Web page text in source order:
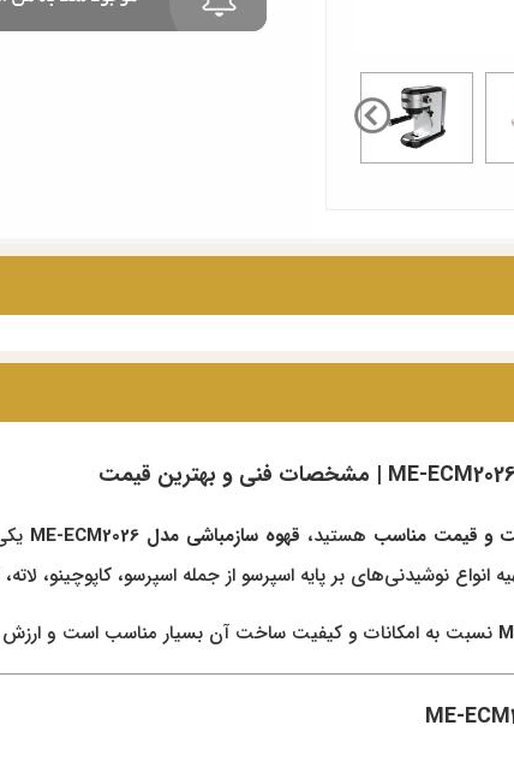
و قیمت مناسب هستید، قهوه سازمباشی مدل ME-ECM2026
نسبت به امکانات و کیفیت ساخت آن بسیار مناسب است و ارزش